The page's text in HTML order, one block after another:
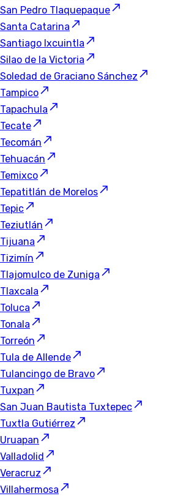
San Pedro Tlaquepaque
Santa Catarina
Santiago Ixcuintla
Silao de la Victoria
Soledad de Graciano Sánchez
Tampico
Tapachula
Tecate
Tecomán
Tehuacán
Temixco
Tepatitlán de Morelos
Tepic
Teziutlán
Tijuana
Tizimín
Tlajomulco de Zuniga
Tlaxcala
Toluca
Tonala
Torreón
Tula de Allende
Tulancingo de Bravo
Tuxpan
San Juan Bautista Tuxtepec
Tuxtla Gutiérrez
Uruapan
Valladolid
Veracruz
Villahermosa